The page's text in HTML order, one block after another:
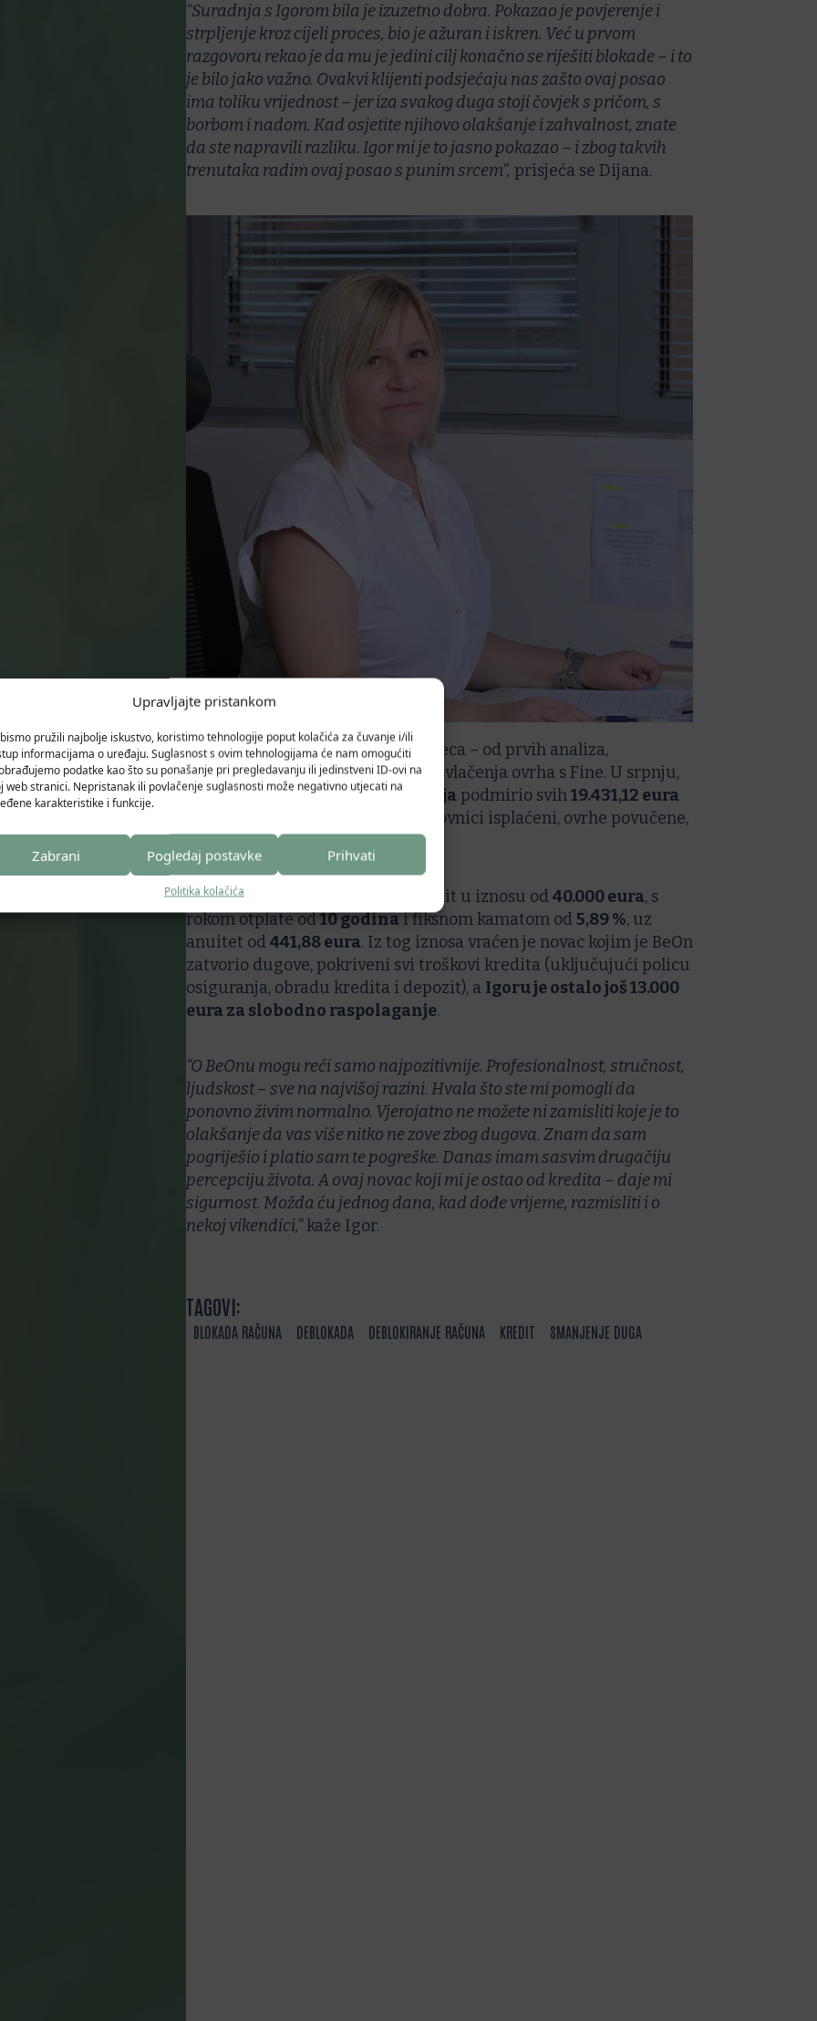
Upravljajte pristankom
pružili najbolje iskustvo, koristimo tehnologije poput kolačića za čuvanje i/ili
informacijama o uređaju. Suglasnost s ovim tehnologijama će nam omogućiti
podatke kao što su ponašanje pri pregledavanju ili jedinstveni ID-ovi na
web stranici. Nepristanak ili povlačenje suglasnosti može negativno utjecati na
karakteristike i funkcije.
Prihvati
Zabrani Pogledaj postavke
Politika kolačića
“Suradnja s Igorom bila je izuzetno dobra. Pokazao je povjerenje i
strpljenje kroz cijeli proces, bio je ažuran i iskren. Već u prvom
razgovoru rekao je da mu je jedini cilj konačno se riješiti blokade – i to
je bilo jako važno. Ovakvi klijenti podsjećaju nas zašto ovaj posao
ima toliku vrijednost – jer iza svakog duga stoji čovjek s pričom, s
borbom i nadom. Kad osjetite njihovo olakšanje i zahvalnost, znate
da ste napravili razliku. Igor mi je to jasno pokazao – i zbog takvih
trenutaka radim ovaj posao s punim srcem”, prisjeća se Dijana.
Proces je trajao oko dva i pol mjeseca – od prvih analiza,
dogovaranja nagodbi pa sve do povlačenja ovrha s Fine. U srpnju,
BeOn je putemmeđufinanciranjapodmirio svih19.431,12 eura
Igorovih dugovanja. Time su vjerovnici isplaćeni, ovrhe povučene,
a Igor napokon deblokiran.
U rujnu 2025. odobren mu je kredit u iznosu od40.000 eura, s
rokom otplate od10 godinai fiksnom kamatom od5,89 %, uz
anuitet od441,88 eura. Iz tog iznosa vraćen je novac kojim je BeOn
zatvorio dugove, pokriveni svi troškovi kredita (uključujući policu
osiguranja, obradu kredita i depozit), a Igoru je ostalo još 13.000
eura za slobodno raspolaganje.
“O BeOnu mogu reći samo najpozitivnije. Profesionalnost, stručnost,
ljudskost – sve na najvišoj razini. Hvala što ste mi pomogli da
ponovno živim normalno. Vjerojatno ne možete ni zamisliti koje je to
olakšanje da vas više nitko ne zove zbog dugova. Znam da sam
pogriješio i platio sam te pogreške. Danas imam sasvim drugačiju
percepciju života. A ovaj novac koji mi je ostao od kredita – daje mi
sigurnost. Možda ću jednog dana, kad dođe vrijeme, razmisliti i o
nekoj vikendici,”kaže Igor.
TAGOVI:
BLOKADA RAČUNA DEBLOKADA DEBLOKIRANJE RAČUNA KREDIT SMANJENJE DUGA